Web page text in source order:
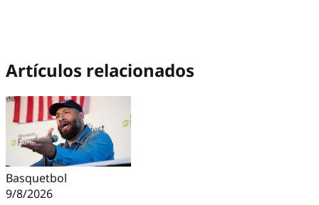
Artículos relacionados
Basquetbol
9/8/2026